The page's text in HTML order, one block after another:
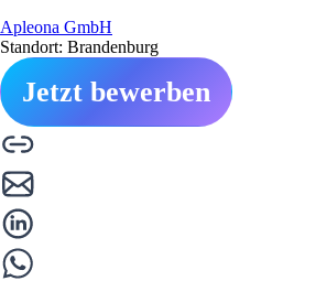
Apleona GmbH
Standort: Brandenburg
Jetzt bewerben